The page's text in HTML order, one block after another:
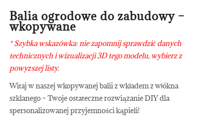
Balia ogrodowe do zabudowy –
wkopywane
* Szybka wskazówka: nie zapomnij sprawdzić danych
technicznych i wizualizacji 3D tego modelu, wybierz z
powyższej listy.
Witaj w naszej wkopywanej balii z wkładem z włókna
szklanego – Twoje ostateczne rozwiązanie DIY dla
spersonalizowanej przyjemności kąpieli!